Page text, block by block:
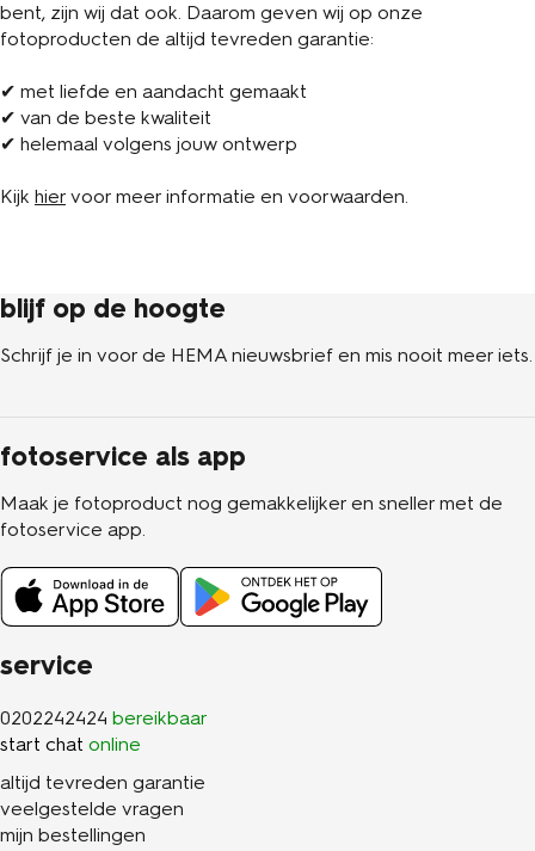
bent, zijn wij dat ook. Daarom geven wij op onze
fotoproducten de altijd tevreden garantie:
✔ met liefde en aandacht gemaakt
✔ van de beste kwaliteit
✔ helemaal volgens jouw ontwerp
Kijk hier voor meer informatie en voorwaarden.
service
0202242424 bereikbaar
start chat online
altijd tevreden garantie
veelgestelde vragen
mijn bestellingen
blijf op de hoogte
Schrijf je in voor de HEMA nieuwsbrief en mis nooit meer iets.
fotoservice als app
Maak je fotoproduct nog gemakkelijker en sneller met de
fotoservice app.